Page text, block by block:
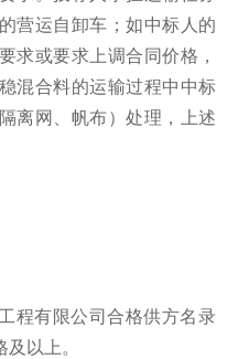
营运自卸车；如中标人的
求或要求上调合同价格，
混合料的运输过程中中标
离网、帆布）处理，上述
程有限公司合格供方名录
及以上。